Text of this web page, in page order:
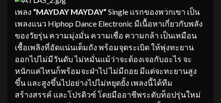
เพลง “MAYDAY MAYDAY” Single แรกของพวกเขา เป็น
เพลงแนว Hiphop Dance Electronic มีเนื้อหาเกี่ยวกับพลัง
ของวัยรุ่น ความมุ่งมั่น ความเชื่อ ความกล้า เป็นเหมือน
เชื้อเพลิงที่อัดแน่นเต็มถัง พร้อมจุดระเบิด ให้พุ่งทะยาน
ออกไปไม่มีวันดับ ไม่หมั่นแม้ว่าจะต้องเจอกับอะไร จะ
หนักแค่ไหนก็พร้อมจะฝ่าไป ไม่มีถอย มีแต่จะทะยานสูง
ขึ้น และสูงขึ้นไปอย่างไปไม่หยุดยั้ง เพลงนี้ได้ทีม
สร้างสรรค์ และโปรดิวซ์ โดยมืออาชีพระดับท็อปรุ่นใหม่